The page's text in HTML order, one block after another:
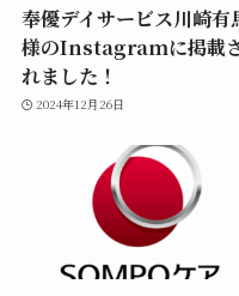
奉優デイサービス川崎有
様のInstagramに掲載
れました！
2024年12月26日